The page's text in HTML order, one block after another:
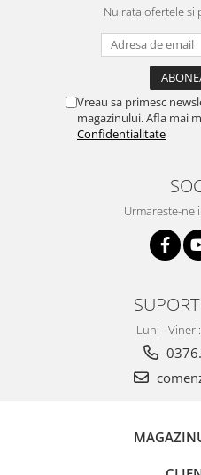
Nu rata ofertele
Vreau sa primesc
magazinului. Afla mai
Confidentialitate
Urmareste-ne
Luni -